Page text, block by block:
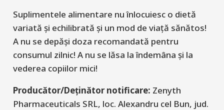
Suplimentele alimentare nu înlocuiesc o dietă
variată și echilibrată și un mod de viață sănătos!
A nu se depăși doza recomandată pentru
consumul zilnic! A nu se lăsa la îndemâna și la
vederea copiilor mici!
Producător/Deținător notificare: Zenyth
Pharmaceuticals SRL, loc. Alexandru cel Bun, jud.